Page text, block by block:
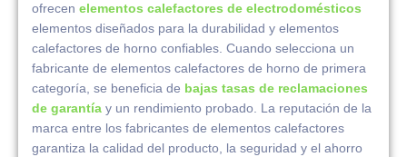
ofrecen elementos calefactores de electrodomésticos
elementos diseñados para la durabilidad y elementos
calefactores de horno confiables. Cuando selecciona un
fabricante de elementos calefactores de horno de primera
categoría, se beneficia de bajas tasas de reclamaciones
de garantía y un rendimiento probado. La reputación de la
marca entre los fabricantes de elementos calefactores
garantiza la calidad del producto, la seguridad y el ahorro